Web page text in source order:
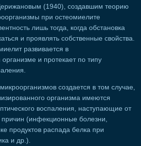
(1940), создавшим теорию
при остеомиелите
лишь тогда, когда обстановка
и проявлять собственные свойства.
развивается в
и протекает по типу
создается в том случае,
организма имеются
воспаления, наступающие от
(инфекционные болезни,
продуктов распада белка при
и др.).